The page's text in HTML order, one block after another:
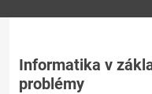
Informatika v
problémy